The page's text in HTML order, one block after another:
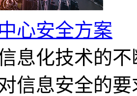
心安全方案
息化技术的
信息安全的